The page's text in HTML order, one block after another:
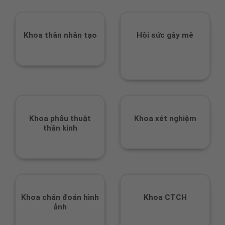
Khoa thân nhân tạo Hồi sức gây mê
Khoa phẫu thuật
thần kinh
Khoa xét nghiệm
Khoa chẩn đoán hình
ảnh
Khoa CTCH